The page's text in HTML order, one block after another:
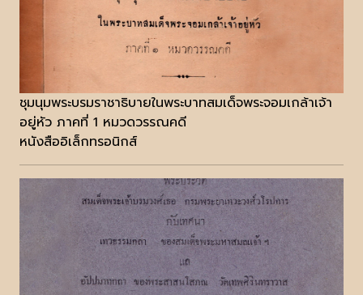
ชุมนุมพระบรมราชาธิบายในพระบาทสมเด็จพระจอมเกล้าเจ้า
อยู่หัว ภาคที่ 1 หมวดวรรณคดี
หนังสืออิเล็กทรอนิกส์